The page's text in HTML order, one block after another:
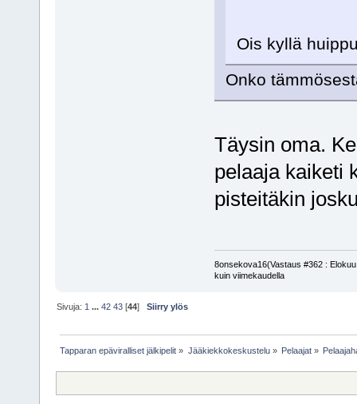
Ois kyllä
Onko
Täysin oma.
pelaaja kaiketi
pisteitäkin
8onsekova16(Vastaus #362 :
kuin viimekaudella
Sivuja: 1 ...42 43 [44]Siirry ylös
Tapparan epäviralliset jälkipelit » Jääkiekkokeskustelu» Pelaajat»